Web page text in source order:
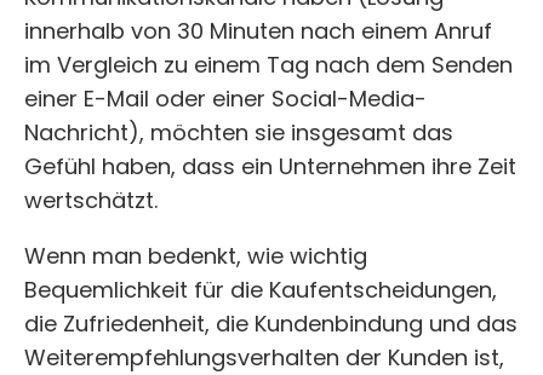
innerhalb von 30 Minuten nach einem Anruf
im Vergleich zu einem Tag nach dem Senden
einer E-Mail oder einer Social-Media-
Nachricht), möchten sie insgesamt das
Gefühl haben, dass ein Unternehmen ihre Zeit
wertschätzt.
Wenn man bedenkt, wie wichtig
Bequemlichkeit für die Kaufentscheidungen,
die Zufriedenheit, die Kundenbindung und das
Weiterempfehlungsverhalten der Kunden ist,